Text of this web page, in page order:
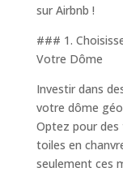
sur Airbnb !
### 1.
Votre Dôme
Investir dans
votre dôme
Optez pour
toiles en
seulement ces